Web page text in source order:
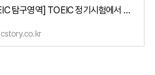
[1월 TOEIC 탐구영역] TOEIC 정기시험에서 인정하는 규정신분증이 아닌 것은?